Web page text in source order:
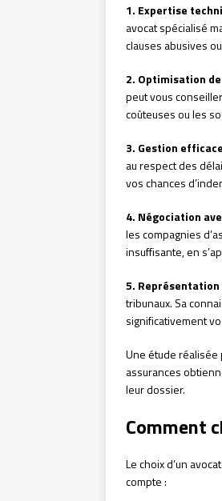
1. Expertise
avocat spécialisé
clauses abusives
2. Optimisation
peut vous
coûteuses ou les
3. Gestion
au respect des
vos chances
4. Négociation
les compagnies
insuffisante, en
5.
tribunaux. Sa
significativement
Une étude réalisée
assurances
leur dossier.
Comment
Le choix d’un
compte :